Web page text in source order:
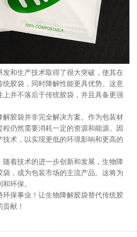
发和生产技术取得了很大突破，使其在
胶袋，同时降解性能更具优势。这意
并不落后于传统胶袋，并且具备更强
胶袋并非完全解决方案。作为包装材
仍然需要消耗一定的资源和能源。因
术，以实现更低的环境影响和更高的
着技术的进一步创新和发展，生物降
，成为包装市场的主流产品。这将为
环保。
保事业！让生物降解胶袋替代传统胶
献！